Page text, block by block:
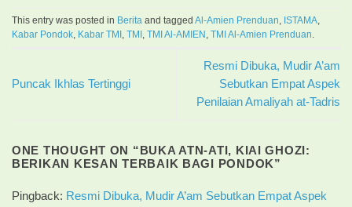
This entry was posted in Berita and tagged Al-Amien Prenduan ISTAMA
Kabar Pondok
Kabar TMI TMI TMI Al-AMIEN TMI Al-Amien Prenduan
Puncak Ikhlas Tertinggi
Resmi Dibuka, Mudir A’am
Sebutkan Empat Aspek
Penilaian Amaliyah at-Tadris
ONE THOUGHT ON “BUKA ATN-ATI, KIAI GHOZI:
BERIKAN KESAN TERBAIK BAGI PONDOK”
Pingback: Resmi Dibuka, Mudir A’am Sebutkan Empat Aspek